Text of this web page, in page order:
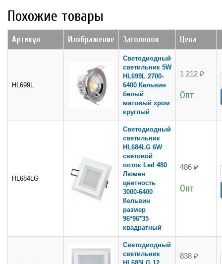
Похожие товары
Артикул Изображение Заголовок Цена
HL699L
Светодиодный
светильник 5W
HL699L 2700-
6400 Кельвин
белый
матовый хром
круглый
1 212 ₽
Опт
HL684LG
Светодиодный
светильник
HL684LG 6W
световой
поток Led 480
Люмен
цветность
3000-6400
Кельвин
размер
96*96*35
квадратный
486 ₽
Опт
Светодиодный
светильник
838 ₽